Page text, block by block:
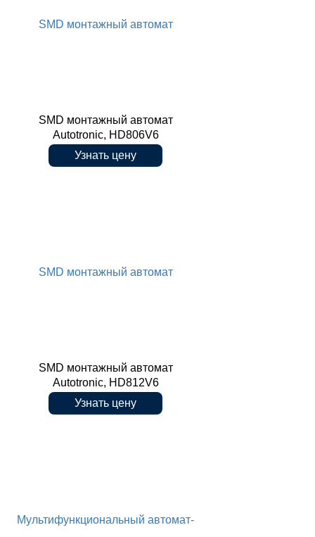
SMD монтажный автомат
SMD монтажный автомат
Autotronic, HD806V6
Узнать цену
SMD монтажный автомат
SMD монтажный автомат
Autotronic, HD812V6
Узнать цену
Мультифункциональный автомат-